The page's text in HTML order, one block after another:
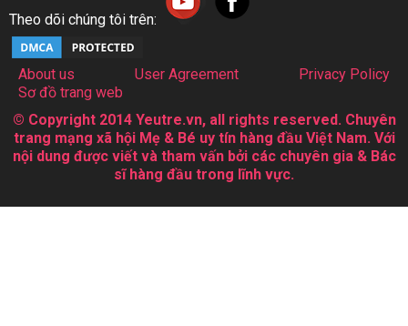
Theo dõi chúng tôi trên:
About us User Agreement
Privacy Policy
Sơ đồ trang web
© Copyright 2014 Yeutre.vn, all rights reserved. Chuyên
trang mạng xã hội Mẹ & Bé uy tín hàng đầu Việt Nam. Với
nội dung được viết và tham vấn bởi các chuyên gia & Bác
sĩ hàng đầu trong lĩnh vực.